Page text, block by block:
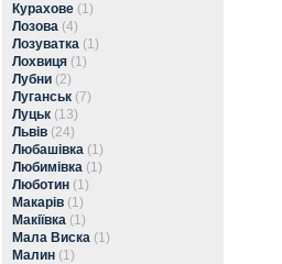
Курахове (1)
Лозова (4)
Лозуватка (1)
Лохвиця (1)
Лубни (2)
Луганськ (7)
Луцьк (13)
Львів (24)
Любашівка (1)
Любимівка (1)
Люботин (1)
Макарів (1)
Макіївка (1)
Мала Виска (1)
Малин (1)